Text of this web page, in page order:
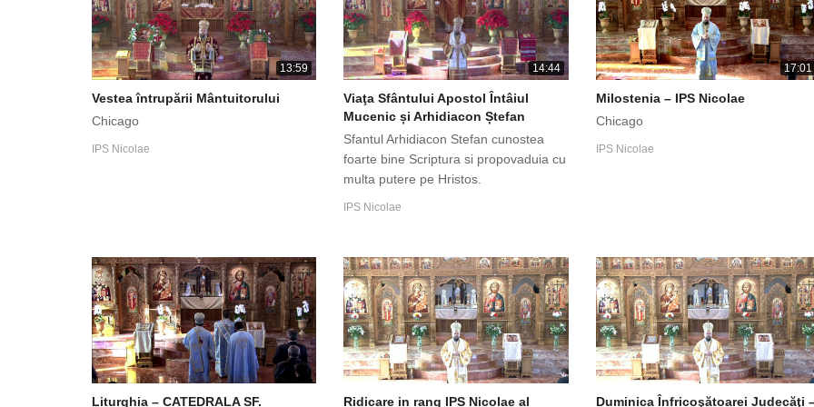
13:59
Vestea întrupării Mântuitorului
Chicago
IPS Nicolae
14:44
Viaţa Sfântului Apostol Întâiul
Mucenic și Arhidiacon Ștefan
Sfantul Arhidiacon Stefan cunostea
foarte bine Scriptura si propovaduia cu
multa putere pe Hristos.
IPS Nicolae
17:01
Milostenia – IPS Nicolae
Chicago
IPS Nicolae
Liturghia – CATEDRALA SF. Ridicare in rang IPS Nicolae al Duminica Înfricoşătoarei Judecăţi